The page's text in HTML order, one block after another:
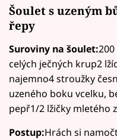
Šoulet s uzeným
řepy
Suroviny na šoulet:
celých ječných krup2
najemno4 stroužky
uzeného boku vcelku,
pepř1/2 lžičky mletého
Postup:Hrách si